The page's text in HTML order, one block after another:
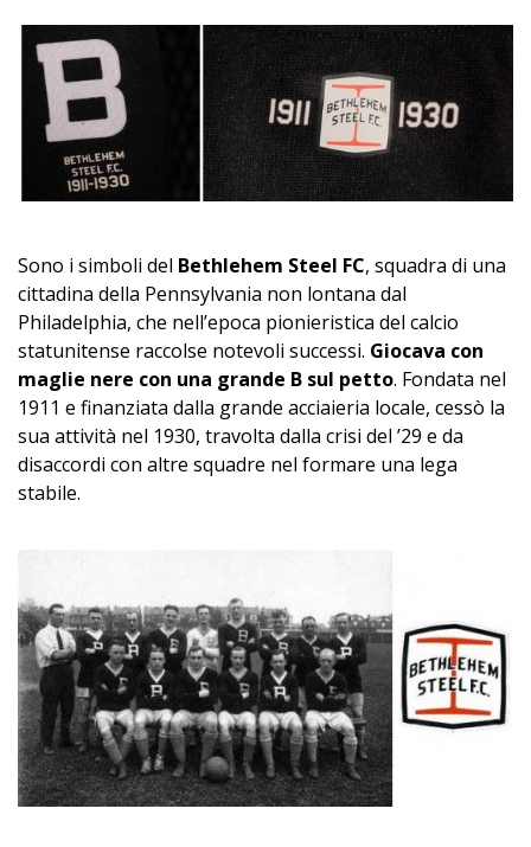
Sono i simboli del Bethlehem Steel FC, squadra di una
cittadina della Pennsylvania non lontana dal
Philadelphia, che nell’epoca pionieristica del calcio
statunitense raccolse notevoli successi. Giocava con
maglie nere con una grande B sul petto. Fondata nel
1911 e finanziata dalla grande acciaieria locale, cessò la
sua attività nel 1930, travolta dalla crisi del ’29 e da
disaccordi con altre squadre nel formare una lega
stabile.